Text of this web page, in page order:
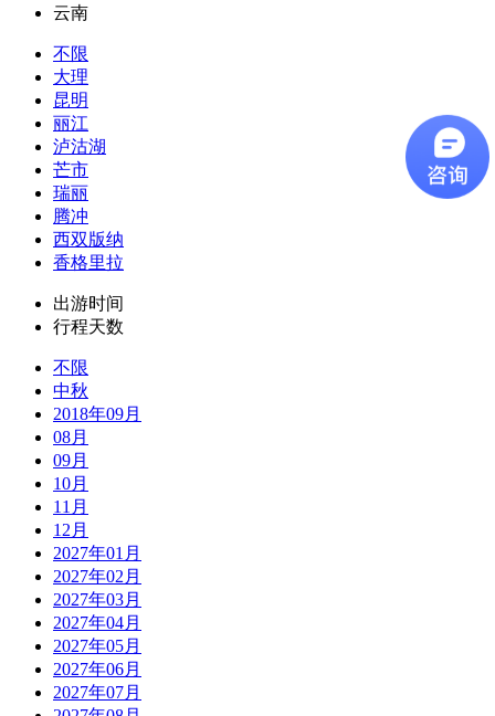
云南
不限
大理
昆明
丽江
泸沽湖
芒市
瑞丽
腾冲
西双版纳
香格里拉
出游时间
行程天数
不限
中秋
2018年09月
08月
09月
10月
11月
12月
2027年01月
2027年02月
2027年03月
2027年04月
2027年05月
2027年06月
2027年07月